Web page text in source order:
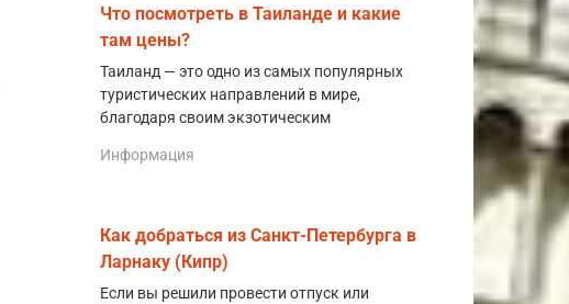
Что посмотреть в Таиланде и какие
там цены?
Таиланд — это одно из самых популярных
туристических направлений в мире,
благодаря своим экзотическим
Информация
Как добраться из Санкт-Петербурга в
Ларнаку (Кипр)
Если вы решили провести отпуск или